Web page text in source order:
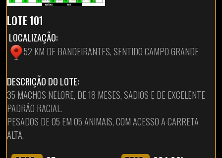
LOTE 101
LOCALIZAÇÃO:
52 KM DE BANDEIRANTES, SENTIDO CAMPO GRANDE
DESCRIÇÃO DO LOTE:
35 MACHOS NELORE, DE 18 MESES, SADIOS E DE EXCELENTE
PADRÃO RACIAL.
PESADOS DE 05 EM 05 ANIMAIS, COM ACESSO A CARRETA
ALTA.